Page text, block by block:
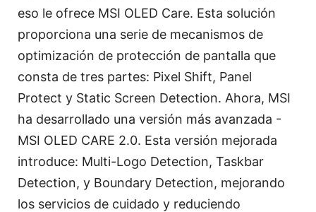
eso le ofrece MSI OLED Care. Esta solución
proporciona una serie de mecanismos de
optimización de protección de pantalla que
consta de tres partes: Pixel Shift, Panel
Protect y Static Screen Detection. Ahora, MSI
ha desarrollado una versión más avanzada -
MSI OLED CARE 2.0. Esta versión mejorada
introduce: Multi-Logo Detection, Taskbar
Detection, y Boundary Detection, mejorando
los servicios de cuidado y reduciendo